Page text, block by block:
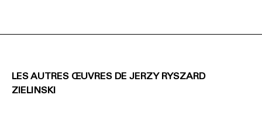
LES AUTRES ŒUVRES DE JERZY RYSZARD
ZIELINSKI